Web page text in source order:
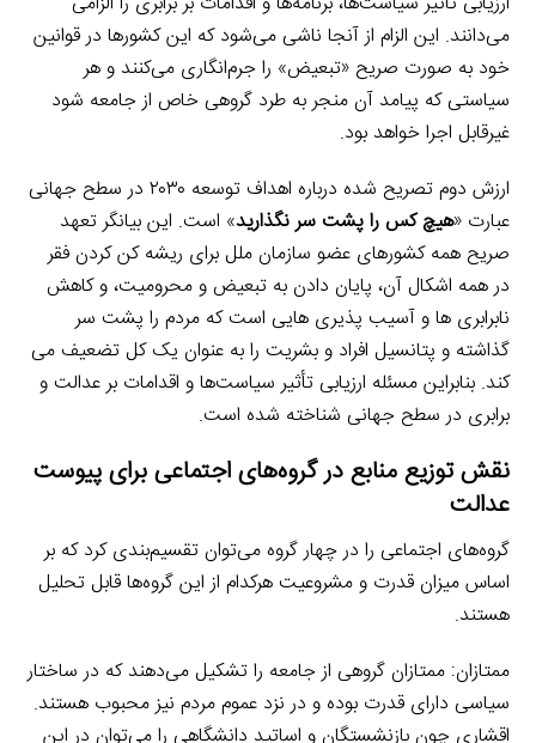
می‌دانند. این الزام از آنجا ناشی می‌شود که این کشورها در قوانین
خود به صورت صریح «تبعیض» را جرم‌انگاری می‌کنند و هر
سیاستی که پیامد آن منجر به طرد گروهی خاص از جامعه شود
غیرقابل اجرا خواهد بود.
ارزش دوم تصریح شده درباره اهداف توسعه ۲۰۳۰ در سطح جهانی
عبارت «هیچ کس را پشت سر نگذارید» است. این بیانگر تعهد
صریح همه کشورهای عضو سازمان ملل برای ریشه کن کردن فقر
در همه اشکال آن، پایان دادن به تبعیض و محرومیت، و کاهش
نابرابری ها و آسیب پذیری هایی است که مردم را پشت سر
گذاشته و پتانسیل افراد و بشریت را به عنوان یک کل تضعیف می
کند. بنابراین مسئله ارزیابی تأثیر سیاست‌ها و اقدامات بر عدالت و
برابری در سطح جهانی شناخته شده است.
نقش توزیع منابع در گروه‌های اجتماعی برای پیوست
عدالت
گروه‌های اجتماعی را در چهار گروه می‌توان تقسیم‌بندی کرد که بر
اساس میزان قدرت و مشروعیت هرکدام از این گروه‌ها قابل تحلیل
هستند.
ممتازان: ممتازان گروهی از جامعه را تشکیل می‌دهند که در ساختار
سیاسی دارای قدرت بوده و در نزد عموم مردم نیز محبوب هستند.